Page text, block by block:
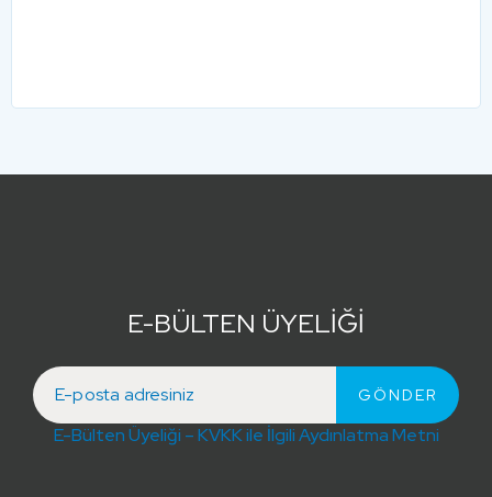
E-BÜLTEN ÜYELİĞİ
E-Bülten Üyeliği – KVKK ile İlgili Aydınlatma Metni